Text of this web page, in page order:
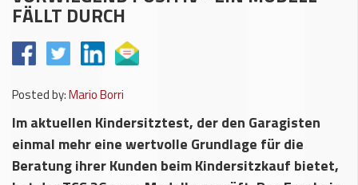
FÄLLT DURCH
Posted by:Mario Borri
Im aktuellen Kindersitztest, der den Garagisten
einmal mehr eine wertvolle Grundlage für die
Beratung ihrer Kunden beim Kindersitzkauf bietet,